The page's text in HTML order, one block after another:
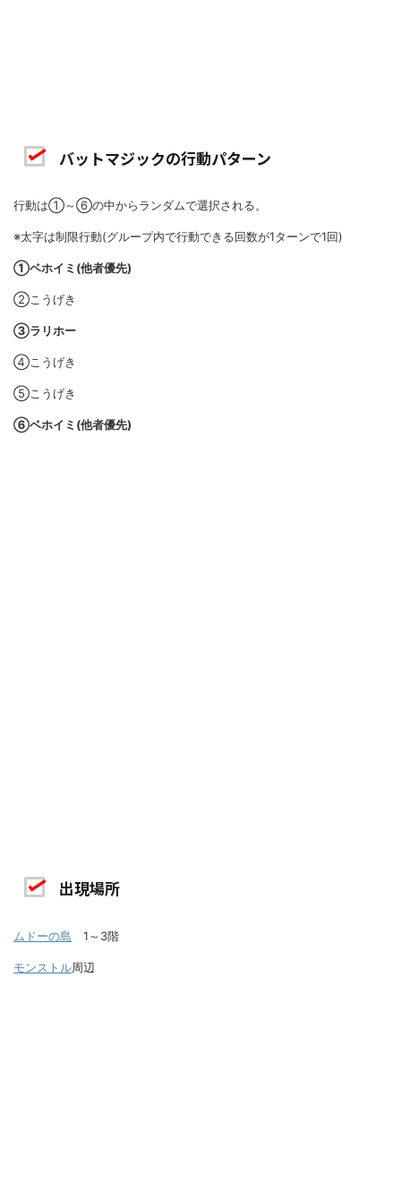
バットマジックの行動パターン
行動は①～⑥の中からランダムで選択される。
※太字は制限行動(グループ内で行動できる回数が1ターンで1回)
①ベホイミ(他者優先)
②こうげき
③ラリホー
④こうげき
⑤こうげき
⑥ベホイミ(他者優先)
出現場所
ムドーの島 1～3階
モンストル周辺